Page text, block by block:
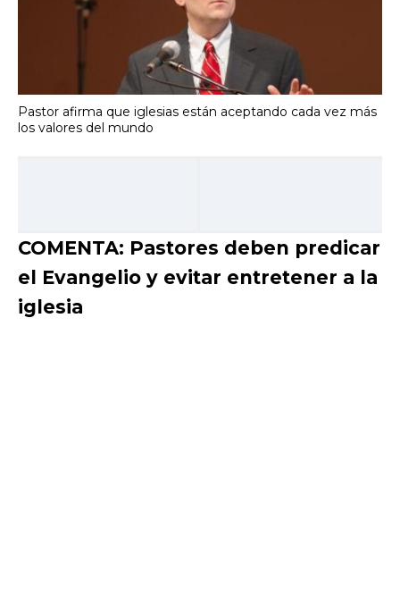
Pastor afirma que iglesias están aceptando cada vez más
los valores del mundo
COMENTA: Pastores deben predicar
el Evangelio y evitar entretener a la
iglesia